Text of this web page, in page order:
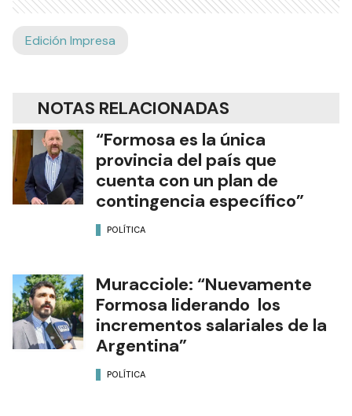
Edición Impresa
NOTAS RELACIONADAS
“Formosa es la única
provincia del país que
cuenta con un plan de
contingencia específico”
POLÍTICA
Muracciole: “Nuevamente
Formosa liderando los
incrementos salariales de la
Argentina”
POLÍTICA